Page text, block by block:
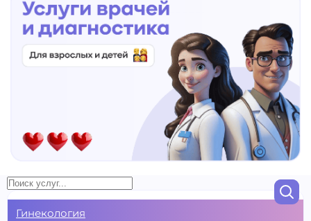
Гинекология